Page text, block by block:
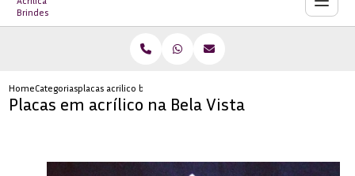
HomeCategoriasplacas acrilico bela vista
Placas em acrílico na Bela Vista